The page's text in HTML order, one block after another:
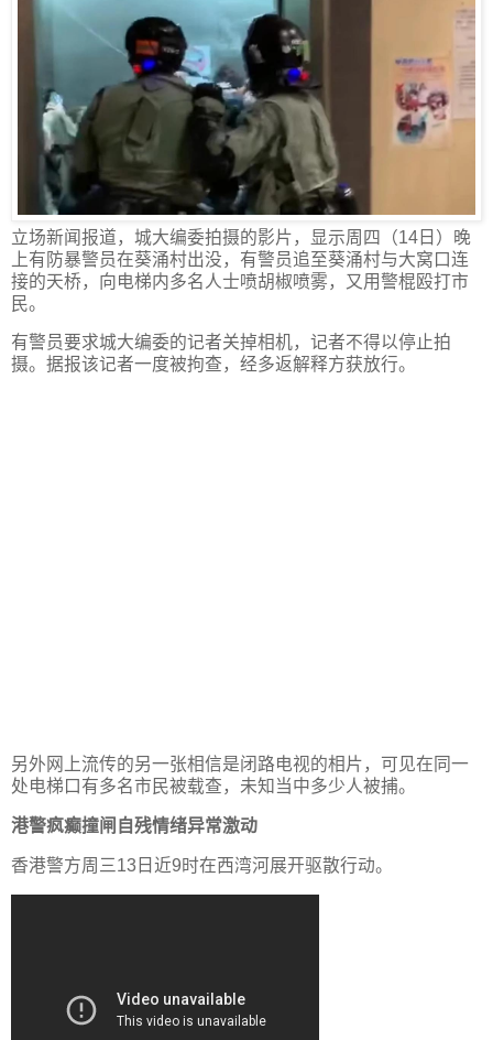
立场新闻报道，城大编委拍摄的影片，显示周四（14日）晚
上有防暴警员在葵涌村出没，有警员追至葵涌村与大窝口连
接的天桥，向电梯内多名人士喷胡椒喷雾，又用警棍殴打市
民。
有警员要求城大编委的记者关掉相机，记者不得以停止拍
摄。据报该记者一度被拘查，经多返解释方获放行。
另外网上流传的另一张相信是闭路电视的相片，可见在同一
处电梯口有多名市民被载查，未知当中多少人被捕。
港警疯癫撞闸自残情绪异常激动
香港警方周三13日近9时在西湾河展开驱散行动。